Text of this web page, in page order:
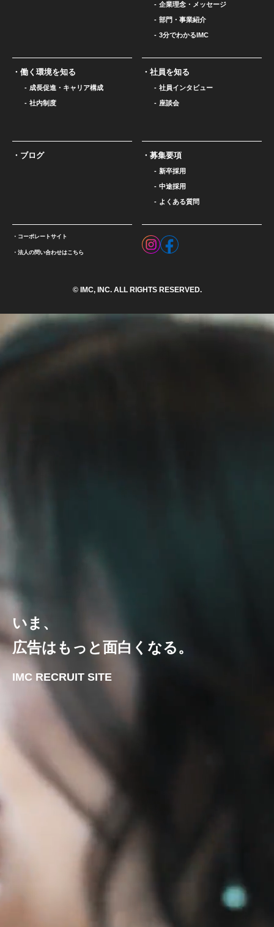
企業理念・メッセージ
部門・事業紹介
3分でわかるIMC
働く環境を知る
成長促進・キャリア構成
社内制度
社員を知る
社員インタビュー
座談会
ブログ 募集要項
新卒採用
中途採用
よくある質問
コーポレートサイト
法人の問い合わせはこちら
© IMC, INC. ALL RIGHTS RESERVED.
いま、
広告はもっと面白くなる。
IMC RECRUIT SITE